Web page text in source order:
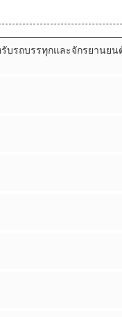
รับรถบรรทุกและจักรยานยน